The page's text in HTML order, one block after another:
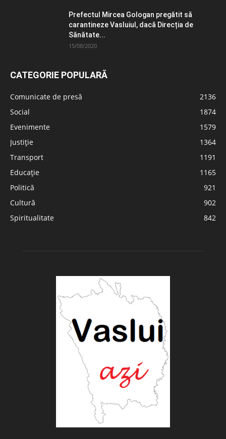
Prefectul Mircea Gologan pregătit să
carantineze Vasluiul, dacă Direcția de
Sănătate...
15/08/2020
CATEGORIE POPULARĂ
Comunicate de presă
2136
Social
1874
Evenimente
1579
Justiție
1364
Transport
1191
Educație
1165
Politică
921
Cultură
902
Spiritualitate
842